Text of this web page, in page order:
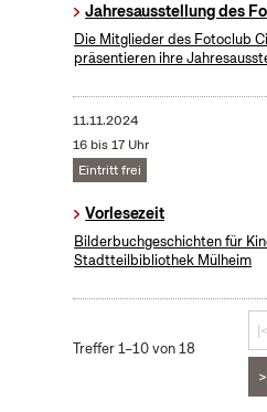
Jahresausstellung des
Die Mitglieder des Fotoclub
präsentieren ihre
11.11.2024
16 bis 17 Uhr
Eintritt frei
Vorlesezeit
Bilderbuchgeschichten für
Stadtteilbibliothek Mülheim
Treffer 1–10 von 18
|<
>